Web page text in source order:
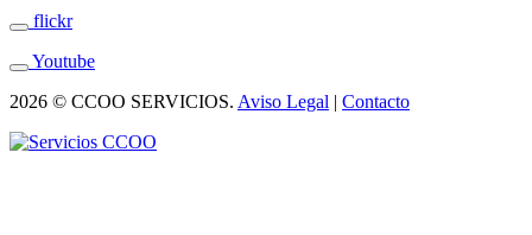
flickr
Youtube
2026 © CCOO SERVICIOS. Aviso Legal | Contacto